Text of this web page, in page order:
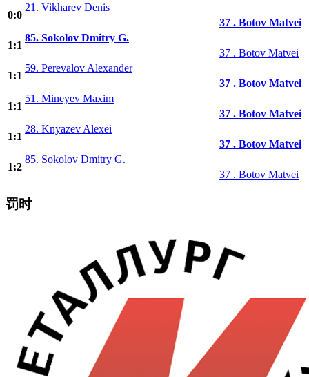
0:0
21. Vikharev Denis
37 . Botov Matvei
1:1
85. Sokolov Dmitry G.
37 . Botov Matvei
1:1
59. Perevalov Alexander
37 . Botov Matvei
1:1
51. Mineyev Maxim
37 . Botov Matvei
1:1
28. Knyazev Alexei
37 . Botov Matvei
1:2
85. Sokolov Dmitry G.
37 . Botov Matvei
罚时